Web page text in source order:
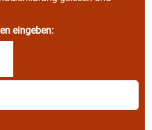
eingeben: